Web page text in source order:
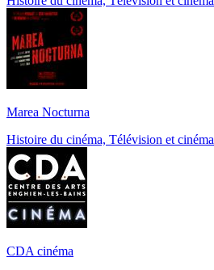
Marea Nocturna
Histoire du cinéma, Télévision et cinéma
CDA cinéma